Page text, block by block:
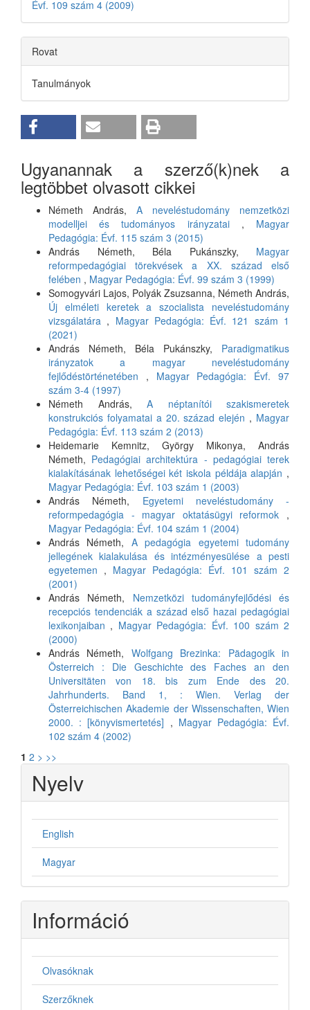
Évf. 109 szám 4 (2009)
Rovat
Tanulmányok
Ugyanannak a szerző(k)nek a
legtöbbet olvasott cikkei
Németh András, A neveléstudomány nemzetközi
modelljei és tudományos irányzatai , Magyar
Pedagógia: Évf. 115 szám 3 (2015)
András Németh, Béla Pukánszky, Magyar
reformpedagógiai törekvések a XX. század első
felében , Magyar Pedagógia: Évf. 99 szám 3 (1999)
Somogyvári Lajos, Polyák Zsuzsanna, Németh András,
Új elméleti keretek a szocialista neveléstudomány
vizsgálatára , Magyar Pedagógia: Évf. 121 szám 1
(2021)
András Németh, Béla Pukánszky, Paradigmatikus
irányzatok a magyar neveléstudomány
fejlődéstörténetében , Magyar Pedagógia: Évf. 97
szám 3-4 (1997)
Németh András, A néptanítói szakismeretek
konstrukciós folyamatai a 20. század elején , Magyar
Pedagógia: Évf. 113 szám 2 (2013)
Heidemarie Kemnitz, György Mikonya, András
Németh, Pedagógiai architektúra - pedagógiai terek
kialakításának lehetőségei két iskola példája alapján ,
Magyar Pedagógia: Évf. 103 szám 1 (2003)
András Németh, Egyetemi neveléstudomány -
reformpedagógia - magyar oktatásügyi reformok ,
Magyar Pedagógia: Évf. 104 szám 1 (2004)
András Németh, A pedagógia egyetemi tudomány
jellegének kialakulása és intézményesülése a pesti
egyetemen , Magyar Pedagógia: Évf. 101 szám 2
(2001)
András Németh, Nemzetközi tudományfejlődési és
recepciós tendenciák a század első hazai pedagógiai
lexikonjaiban , Magyar Pedagógia: Évf. 100 szám 2
(2000)
András Németh, Wolfgang Brezinka: Pädagogik in
Österreich : Die Geschichte des Faches an den
Universitäten von 18. bis zum Ende des 20.
Jahrhunderts. Band 1, : Wien. Verlag der
Österreichischen Akademie der Wissenschaften, Wien
2000. : [könyvismertetés] , Magyar Pedagógia: Évf.
102 szám 4 (2002)
1 2 > >>
Nyelv
English
Magyar
Információ
Olvasóknak
Szerzőknek